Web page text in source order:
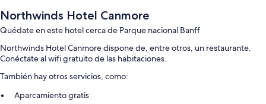
Northwinds Hotel Canmore
Quédate en este hotel cerca de Parque nacional Banff
Northwinds Hotel Canmore dispone de, entre otros, un restaurante.
Conéctate al wifi gratuito de las habitaciones.
También hay otros servicios, como:
Aparcamiento gratis